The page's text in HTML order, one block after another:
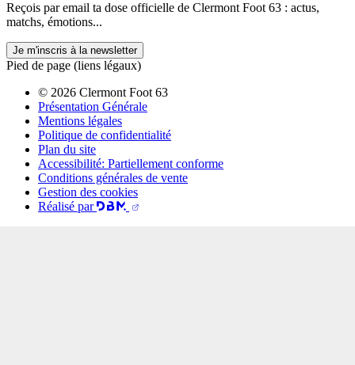
Reçois par email ta dose officielle de Clermont Foot 63 : actus,
matchs, émotions...
Je m'inscris à la newsletter
Pied de page (liens légaux)
© 2026 Clermont Foot 63
Présentation Générale
Mentions légales
Politique de confidentialité
Plan du site
Accessibilité: Partiellement conforme
Conditions générales de vente
Gestion des cookies
Réalisé par